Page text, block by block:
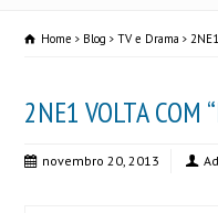
Home Blog TV e Drama
2NE1 VOLTA COM
novembro 20, 2013